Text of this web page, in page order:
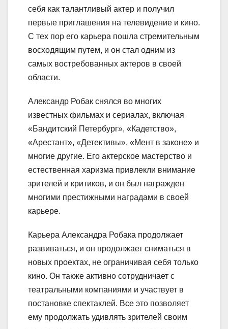
себя как талантливый актер и получил
первые приглашения на телевидение и кино.
С тех пор его карьера пошла стремительным
восходящим путем, и он стал одним из
самых востребованных актеров в своей
области.
Александр Робак снялся во многих
известных фильмах и сериалах, включая
«Бандитский Петербург», «Кадетство»,
«Арестант», «Детективы», «Мент в законе» и
многие другие. Его актерское мастерство и
естественная харизма привлекли внимание
зрителей и критиков, и он был награжден
многими престижными наградами в своей
карьере.
Карьера Александра Робака продолжает
развиваться, и он продолжает сниматься в
новых проектах, не ограничивая себя только
кино. Он также активно сотрудничает с
театральными компаниями и участвует в
постановке спектаклей. Все это позволяет
ему продолжать удивлять зрителей своим